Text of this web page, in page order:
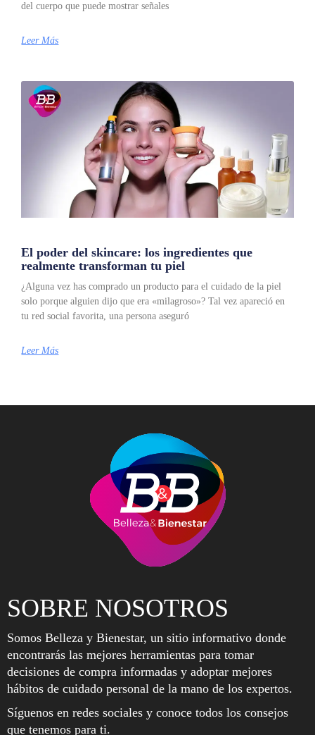
del cuerpo que puede mostrar señales
Leer Más
El poder del skincare: los ingredientes que
realmente transforman tu piel
¿Alguna vez has comprado un producto para el cuidado de la piel
solo porque alguien dijo que era «milagroso»? Tal vez apareció en
tu red social favorita, una persona aseguró
Leer Más
SOBRE NOSOTROS
Somos Belleza y Bienestar, un sitio informativo donde
encontrarás las mejores herramientas para tomar
decisiones de compra informadas y adoptar mejores
hábitos de cuidado personal de la mano de los expertos.
Síguenos en redes sociales y conoce todos los consejos
que tenemos para ti.